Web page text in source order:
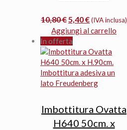
10,80€ Il
prezzo
originale
era:
10,80 €.
5,40€Il
prezzo
è:
5,40 €.
(IVA inclusa)
Aggiungi al carrello
In offerta
Imbottitura Ovatta
H640 50cm. x